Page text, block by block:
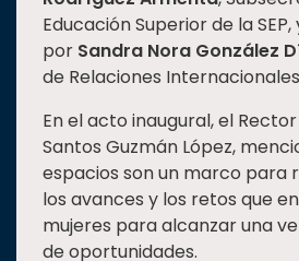
Educación Superior de la
por Sandra Nora González
de Relaciones Internacionales
En el acto inaugural, el Rector
Santos Guzmán López,
espacios son un marco para
los avances y los retos que
mujeres para alcanzar una
de oportunidades.